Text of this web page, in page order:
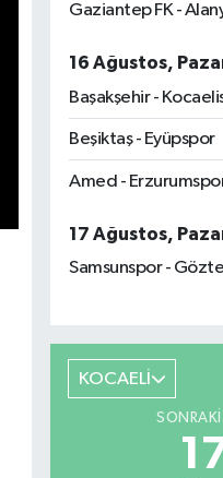
Gaziantep FK -
16 Ağustos,
Başakşehir -
Beşiktaş - Eyüpspor
Amed -
17 Ağustos,
Samsunspor -
KOCAELİ